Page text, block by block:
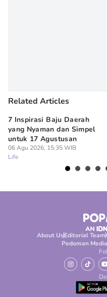
Related Articles
7 Inspirasi Baju Daerah
yang Nyaman dan Simpel
untuk 17 Agustusan
06 Agu 2026, 15:35 WIB
Life
About UsEditorial Team
Pedoman